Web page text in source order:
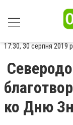
17:30, 30 серпня 2019
ко Дню